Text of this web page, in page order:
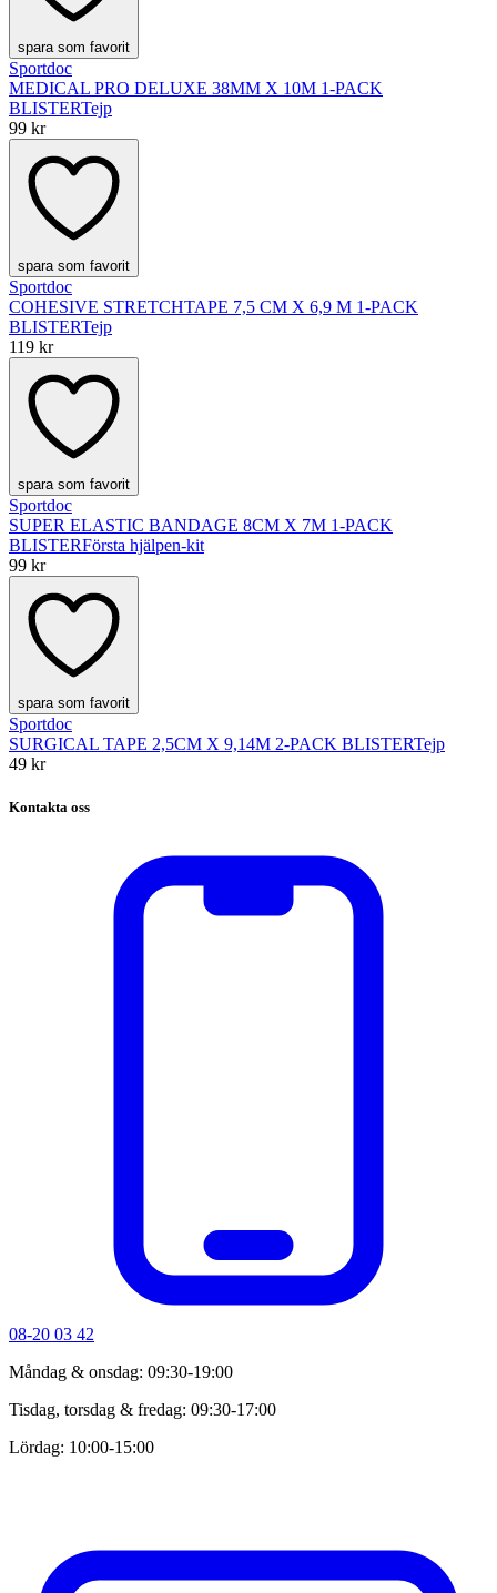
spara som favorit
Sportdoc
MEDICAL PRO DELUXE 38MM X 10M 1-PACK
BLISTERTejp
99 kr
spara som favorit
Sportdoc
COHESIVE STRETCHTAPE 7,5 CM X 6,9 M 1-PACK
BLISTERTejp
119 kr
spara som favorit
Sportdoc
SUPER ELASTIC BANDAGE 8CM X 7M 1-PACK
BLISTERFörsta hjälpen-kit
99 kr
spara som favorit
Sportdoc
SURGICAL TAPE 2,5CM X 9,14M 2-PACK BLISTERTejp
49 kr
Kontakta oss
08-20 03 42
Måndag & onsdag: 09:30-19:00
Tisdag, torsdag & fredag: 09:30-17:00
Lördag: 10:00-15:00